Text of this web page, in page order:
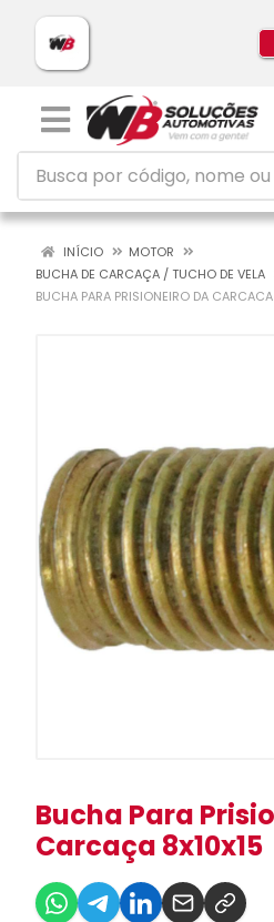
INÍCIO
MOTOR
BUCHA DE CARCAÇA / TUCHO DE VELA
BUCHA PARA PRISIONEIRO DA
Bucha Para
Carcaça 8x10x15